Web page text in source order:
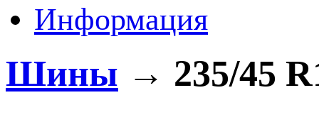
Информация
Шины → 235/45